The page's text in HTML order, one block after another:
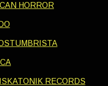
HORROR
RECORDS